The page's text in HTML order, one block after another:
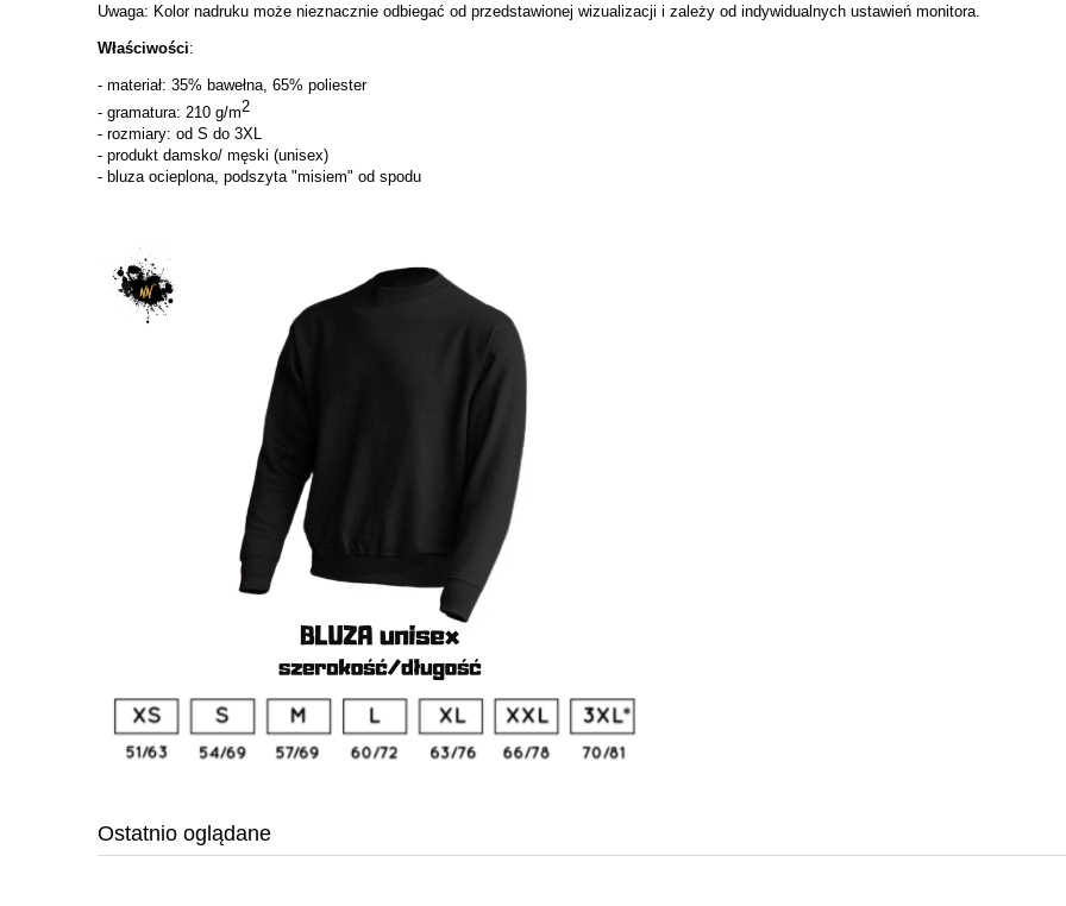
Uwaga: Kolor nadruku może nieznacznie odbiegać od przedstawionej wizualizacji i zależy od indywidualnych ustawień monitora.
Właściwości:
- materiał: 35% bawełna, 65% poliester
- gramatura: 210 g/m2
- rozmiary: od S do 3XL
- produkt damsko/ męski (unisex)
- bluza ocieplona, podszyta "misiem" od spodu
Ostatnio oglądane